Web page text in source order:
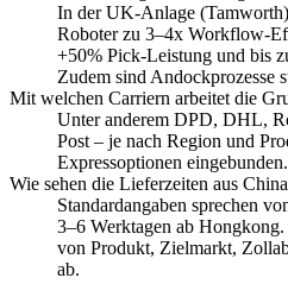
In der UK-Anlage
Roboter zu 3–4x Workflow-
+50% Pick-Leistung und bis
Zudem sind Andockprozesse
Mit welchen Carriern arbeitet die
Unter anderem DPD, DHL,
Post – je nach Region und
Expressoptionen eingebunden.
Wie sehen die Lieferzeiten aus
Standardangaben sprechen
3–6 Werktagen ab
von Produkt, Zielmarkt,
ab.